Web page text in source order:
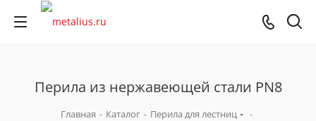
Перила из нержавеющей стали PN8
Главная - Каталог - Перила для лестниц
-